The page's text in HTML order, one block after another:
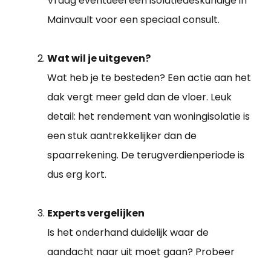
Mainvault voor een speciaal consult.
Wat wil je uitgeven?
Wat heb je te besteden? Een actie aan het
dak vergt meer geld dan de vloer. Leuk
detail: het rendement van woningisolatie is
een stuk aantrekkelijker dan de
spaarrekening. De terugverdienperiode is
dus erg kort.
Experts vergelijken
Is het onderhand duidelijk waar de
aandacht naar uit moet gaan? Probeer